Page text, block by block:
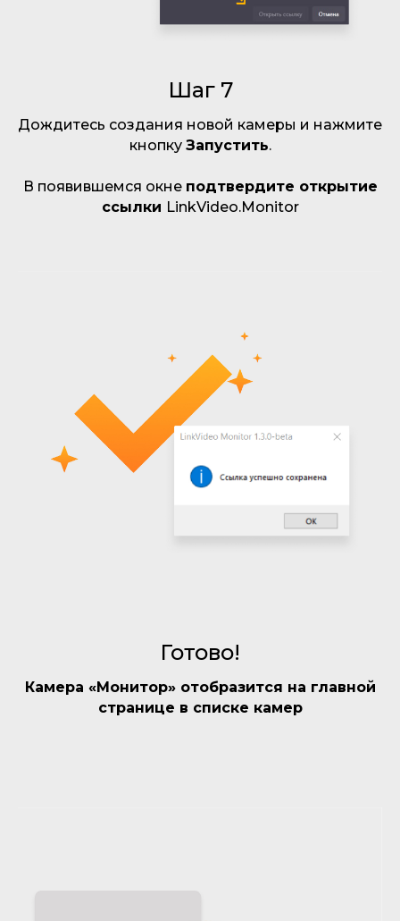
Шаг 7
Дождитесь создания новой камеры и нажмите
кнопку Запустить.
В появившемся окне подтвердите открытие
ссылки LinkVideo.Monitor
Готово!
Камера «Монитор» отобразится на главной
странице в списке камер